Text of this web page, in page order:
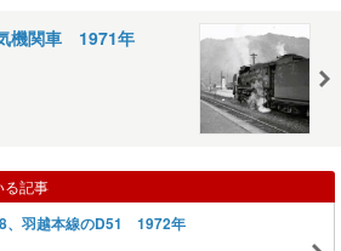
機関車 1971年
る記事
、羽越本線のD51 1972年